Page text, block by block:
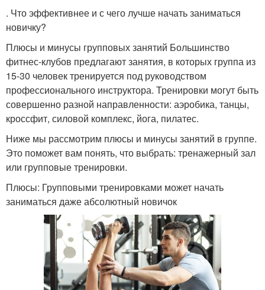
. Что эффективнее и с чего лучше начать заниматься
новичку?
Плюсы и минусы групповых занятий Большинство
фитнес-клубов предлагают занятия, в которых группа из
15-30 человек тренируется под руководством
профессионального инструктора. Тренировки могут быть
совершенно разной направленности: аэробика, танцы,
кроссфит, силовой комплекс, йога, пилатес.
Ниже мы рассмотрим плюсы и минусы занятий в группе.
Это поможет вам понять, что выбрать: тренажерный зал
или групповые тренировки.
Плюсы: Групповыми тренировками может начать
заниматься даже абсолютный новичок